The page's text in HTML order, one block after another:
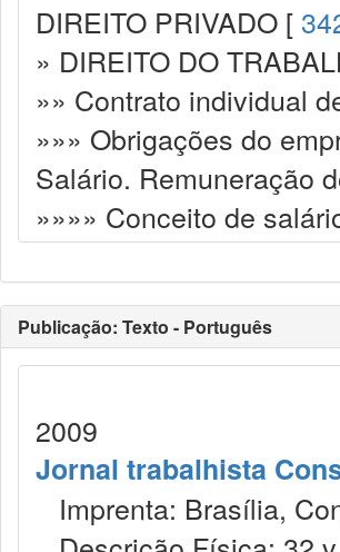
DIREITO PRIVADO [
» DIREITO DO
»» Contrato individual
»»» Obrigações do
Salário. Remuneração
»»»» Conceito de
Publicação: Texto - Português
2009
Jornal trabalhista
Imprenta: Brasília,